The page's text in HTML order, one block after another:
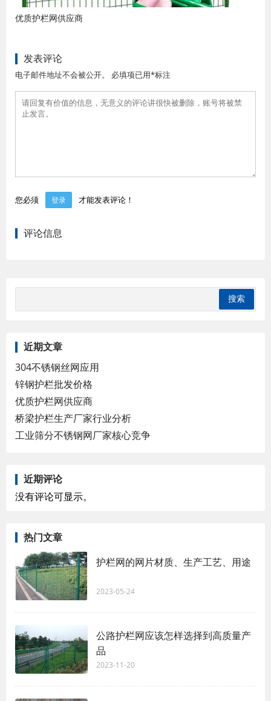
优质护栏网供应商
发表评论
电子邮件地址不会被公开。 必填项已用*标注
您必须 登录 才能发表评论！
评论信息
近期文章
304不锈钢丝网应用
锌钢护栏批发价格
优质护栏网供应商
桥梁护栏生产厂家行业分析
工业筛分不锈钢网厂家核心竞争
近期评论
没有评论可显示。
热门文章
护栏网的网片材质、生产工艺、用途
2023-05-24
公路护栏网应该怎样选择到高质量产
品
2023-11-20